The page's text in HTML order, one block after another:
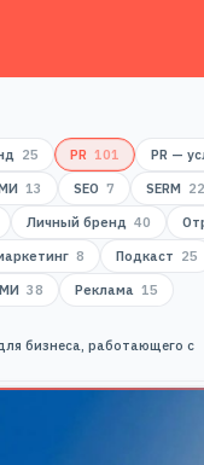
25 PR 101 PR —
13 SEO 7 SERM 22
Личный бренд 40
8 Подкаст 25
38 Реклама 15
бизнеса, работающего с